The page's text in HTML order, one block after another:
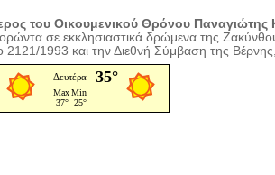
του Οικουμενικού Θρόνου Παναγιώτης
σε εκκλησιαστικά δρώμενα της
2121/1993 και την Διεθνή Σύμβαση της